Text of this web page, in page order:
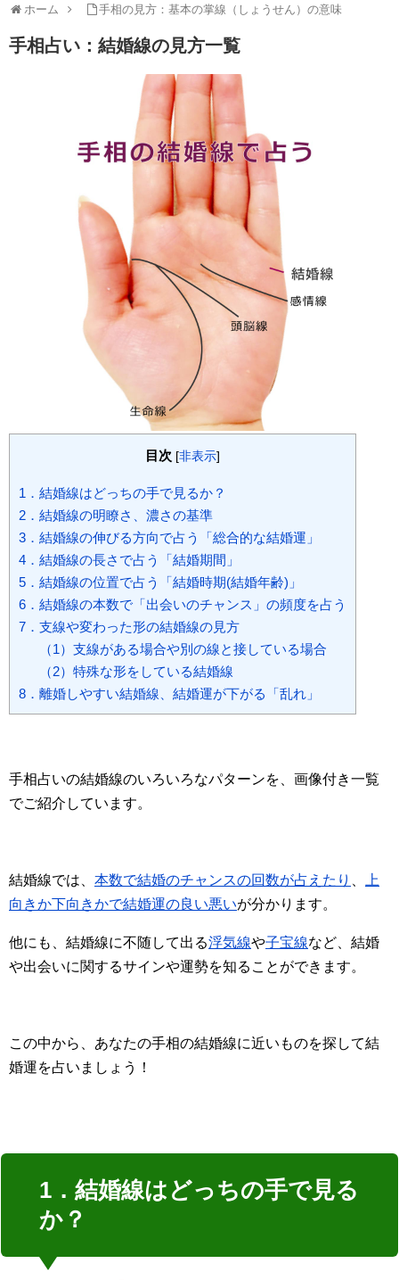
ホーム 手相の見方：基本の掌線（しょうせん）の意味
手相占い：結婚線の見方一覧
目次 [非表示]
1．結婚線はどっちの手で見るか？
2．結婚線の明瞭さ、濃さの基準
3．結婚線の伸びる方向で占う「総合的な結婚運」
4．結婚線の長さで占う「結婚期間」
5．結婚線の位置で占う「結婚時期(結婚年齢)」
6．結婚線の本数で「出会いのチャンス」の頻度を占う
7．支線や変わった形の結婚線の見方
（1）支線がある場合や別の線と接している場合
（2）特殊な形をしている結婚線
8．離婚しやすい結婚線、結婚運が下がる「乱れ」
手相占いの結婚線のいろいろなパターンを、画像付き一覧
でご紹介しています。
結婚線では、 本数で結婚のチャンスの回数が占えたり
上
向きか下向きかで結婚運の良い悪いが分かります。
他にも、結婚線に不随して出る浮気線や子宝線など、結婚
や出会いに関するサインや運勢を知ることができます。
この中から、あなたの手相の結婚線に近いものを探して結
婚運を占いましょう！
1．結婚線はどっちの手で見る
か？